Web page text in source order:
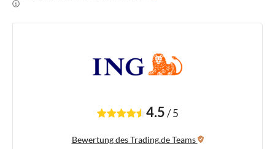
4.5/ 5
Bewertung des Trading.de Teams